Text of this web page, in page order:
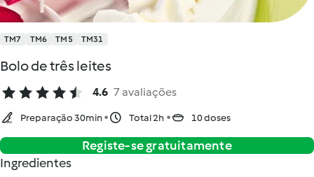
TM7 TM6 TM5 TM31
Bolo de três leites
4.6 7 avaliações
Preparação 30min Total 2h 10 doses
Registe-se gratuitamente
Ingredientes